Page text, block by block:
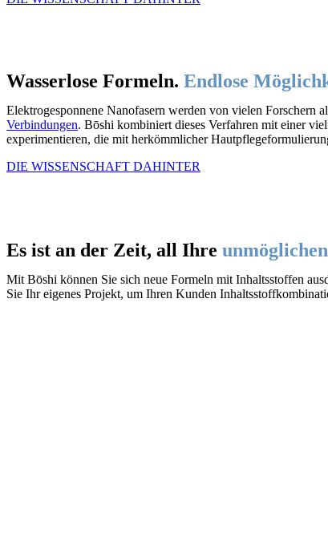
Wasserlose Formeln. Endlose
Elektrogesponnene Nanofasern werden von vielen Forschern
Verbindungen. Bōshi kombiniert dieses Verfahren mit einer
experimentieren, die mit herkömmlicher
DIE WISSENSCHAFT DAHINTER
Es ist an der Zeit, all Ihre
Mit Bōshi können Sie sich neue Formeln mit Inhaltsstoffen
Sie Ihr eigenes Projekt, um Ihren Kunden